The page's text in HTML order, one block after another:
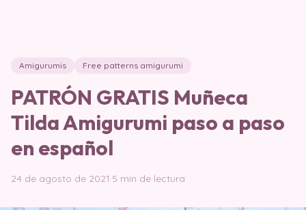
Amigurumis Free patterns amigurumi
PATRÓN GRATIS Muñeca
Tilda Amigurumi paso a paso
en español
24 de agosto de 2021·5 min de lectura